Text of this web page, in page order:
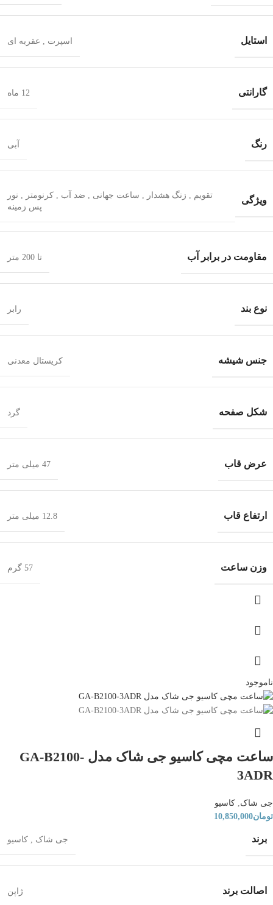
استایل اسپرت عقربه ای
گارانتی 12 ماه
رنگ آبی
ویژگی تقویم زنگ هشدار ساعت جهانی ضد آب کرنومتر
نور
پس زمینه
مقاومت در برابر آب تا 200 متر
نوع بند رابر
جنس شیشه کریستال معدنی
شکل صفحه گرد
عرض قاب 47 میلی متر
ارتفاع قاب 12.8 میلی متر
وزن ساعت 57 گرم
ناموجود
ساعت مچی کاسیو جی شاک مدل GA-B2100-
3ADR
جی شاک کاسیو
تومان10,850,000
برند جی شاک کاسیو
اصالت برند ژاپن